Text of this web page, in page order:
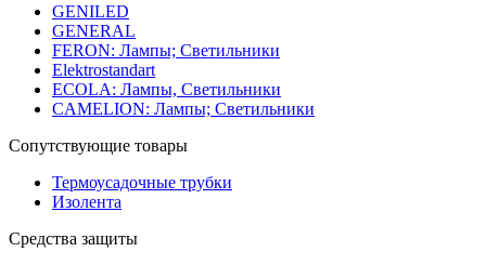
GENILED
GENERAL
FERON: Лампы; Светильники
Elektrostandart
ECOLA: Лампы, Светильники
CAMELION: Лампы; Светильники
Сопутствующие товары
Термоусадочные трубки
Изолента
Средства защиты